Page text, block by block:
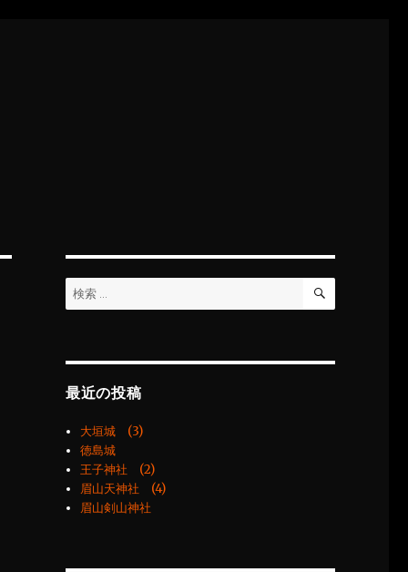
検
索:
検
最近の投稿
大垣城 (3)
徳島城
王子神社 (2)
眉山天神社 (4)
眉山剣山神社